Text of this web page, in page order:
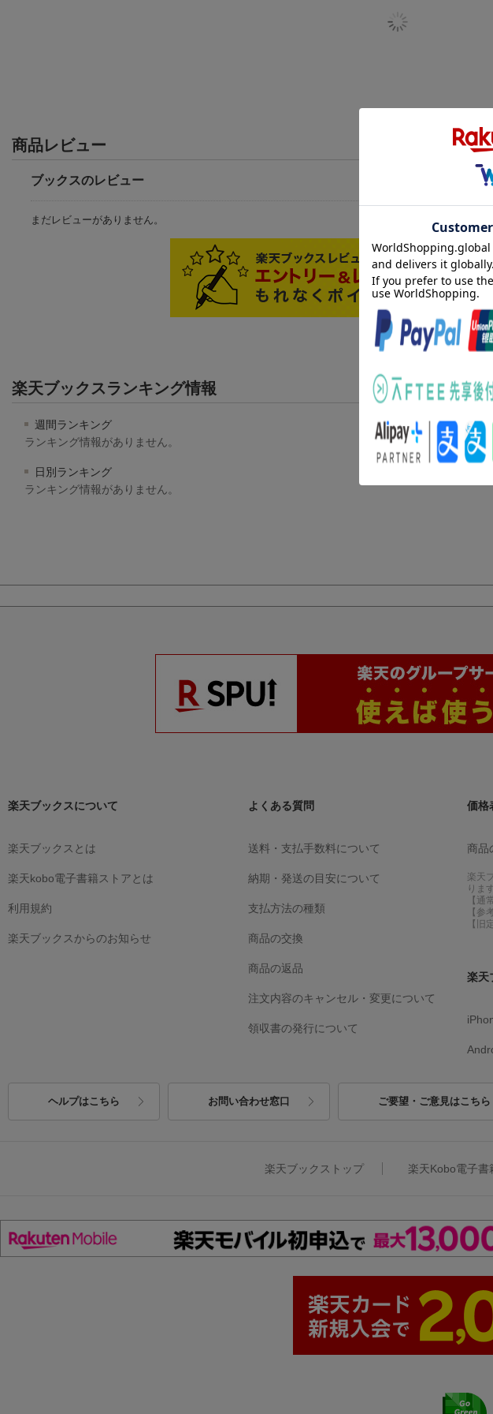
商品レビュー
ブックスのレビュー
まだレビューがありません。
楽天ブックスランキング情報
週間ランキング
ランキング情報がありません。
日別ランキング
ランキング情報がありません。
楽天ブックスについて
楽天ブックスとは
楽天kobo電子書籍ストアとは
利用規約
楽天ブックスからのお知らせ
よくある質問
送料・支払手数料について
納期・発送の目安について
支払方法の種類
商品の交換
商品の返品
注文内容のキャンセル・変更について
領収書の発行について
価格
商品
楽天
りま
【通
【参
【旧
楽天
ヘルプはこちら お問い合わせ窓口 ご要望・ご意見はこちら
楽天ブックストップ 楽天Kobo電子書